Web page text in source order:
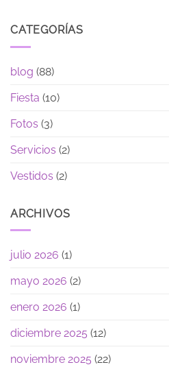
CATEGORÍAS
blog (88)
Fiesta (10)
Fotos (3)
Servicios (2)
Vestidos (2)
ARCHIVOS
julio 2026 (1)
mayo 2026 (2)
enero 2026 (1)
diciembre 2025 (12)
noviembre 2025 (22)